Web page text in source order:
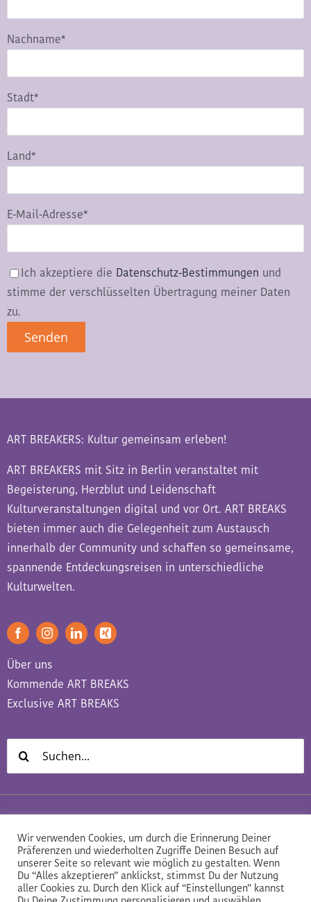
Nachname*
Stadt*
Land*
E-Mail-Adresse*
Ich akzeptiere die Datenschutz-Bestimmungen und
stimme der verschlüsselten Übertragung meiner Daten
zu.
ART BREAKERS: Kultur gemeinsam erleben!
ART BREAKERS mit Sitz in Berlin veranstaltet mit
Begeisterung, Herzblut und Leidenschaft
Kulturveranstaltungen digital und vor Ort. ART BREAKS
bieten immer auch die Gelegenheit zum Austausch
innerhalb der Community und schaffen so gemeinsame,
spannende Entdeckungsreisen in unterschiedliche
Kulturwelten.
Über uns
Kommende ART BREAKS
Exclusive ART BREAKS
Suche
nach:
Datenschutz Impressum AGB
Wir verwenden Cookies, um durch die Erinnerung Deiner
Präferenzen und wiederholten Zugriffe Deinen Besuch auf
unserer Seite so relevant wie möglich zu gestalten. Wenn
Du “Alles akzeptieren” anklickst, stimmst Du der Nutzung
aller Cookies zu. Durch den Klick auf “Einstellungen” kannst